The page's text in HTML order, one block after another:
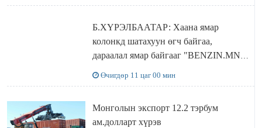
Б.ХҮРЭЛБААТАР: Хаана ямар
колонкд шатахуун өгч байгаа,
дараалал ямар байгааг "BENZIN.MN”
Өчигдөр 11 цаг 00 мин
Монголын экспорт 12.2 тэрбум
ам.долларт хүрэв